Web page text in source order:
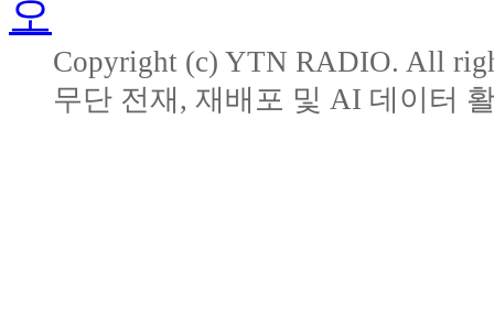
Copyright (c) YTN RADIO. All
무단 전재, 재배포 및 AI 데이터